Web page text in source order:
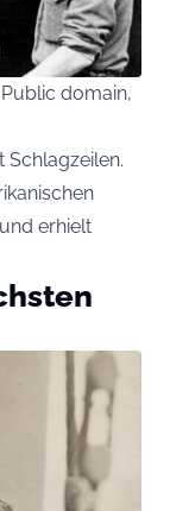
domain,
Schlagzeilen.
erhielt